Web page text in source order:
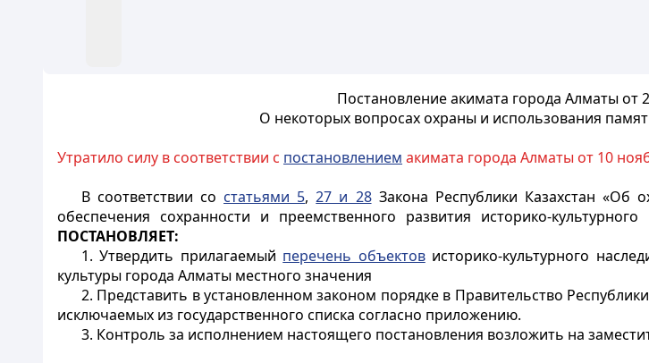
Постановление акимата города Алматы от
О некоторых вопросах охраны и использования
Утратило силу в соответствии с постановлением акимата города Алматы от 10
В соответствии со статьями 5,27 и 28Закона Республики Казахстан «Об
обеспечения сохранности и преемственного развития историко-культурного
ПОСТАНОВЛЯЕТ:
1. Утвердить прилагаемый перечень объектовисторико-культурного
культуры города Алматы местного значения
2. Представить в установленном законом порядке в Правительство
исключаемых из государственного списка согласно приложению.
3. Контроль за исполнением настоящего постановления возложить на